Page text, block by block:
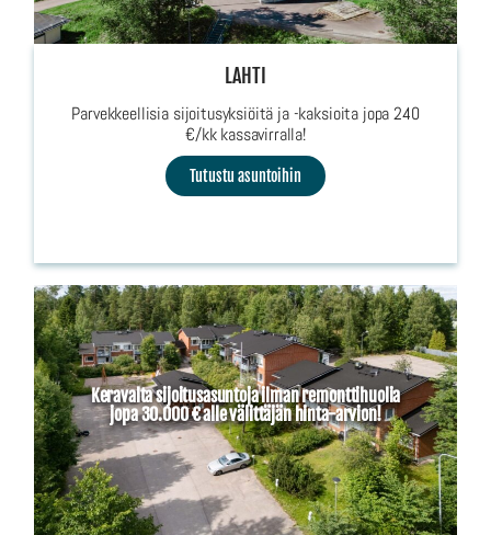
LAHTI
Parvekkeellisia sijoitusyksiöitä ja -kaksioita jopa 240
€/kk kassavirralla!
Tutustu asuntoihin
Keravalta sijoitusasuntoja ilman remonttihuolia
jopa 30.000 € alle välittäjän hinta-arvion!